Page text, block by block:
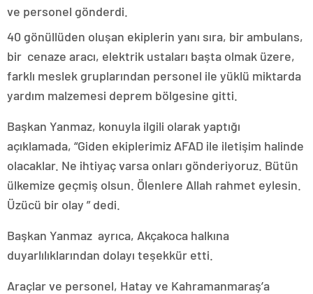
ve personel gönderdi.
40 gönüllüden oluşan ekiplerin yanı sıra, bir ambulans,
bir cenaze aracı, elektrik ustaları başta olmak üzere,
farklı meslek gruplarından personel ile yüklü miktarda
yardım malzemesi deprem bölgesine gitti.
Başkan Yanmaz, konuyla ilgili olarak yaptığı
açıklamada, “Giden ekiplerimiz AFAD ile iletişim halinde
olacaklar. Ne ihtiyaç varsa onları gönderiyoruz. Bütün
ülkemize geçmiş olsun. Ölenlere Allah rahmet eylesin.
Üzücü bir olay ” dedi.
Başkan Yanmaz ayrıca, Akçakoca halkına
duyarlılıklarından dolayı teşekkür etti.
Araçlar ve personel, Hatay ve Kahramanmaraş’a